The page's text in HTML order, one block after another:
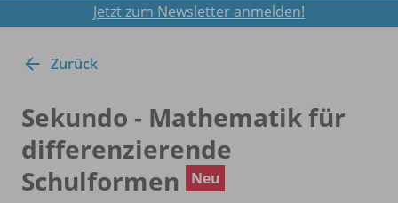
Jetzt zum Newsletter anmelden!
Zurück
Sekundo - Mathematik für
differenzierende
Schulformen
Neu